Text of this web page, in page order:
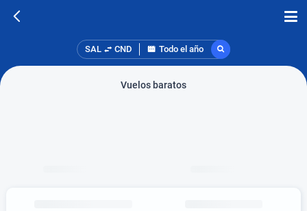
SAL CND Todo el año
Vuelos baratos